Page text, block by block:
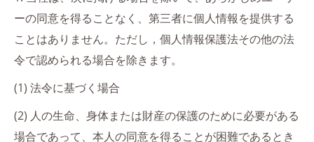
ーの同意を得ることなく、第三者に個人情報を提供する
ことはありません。ただし，個人情報保護法その他の法
令で認められる場合を除きます。
(1) 法令に基づく場合
(2) 人の生命、身体または財産の保護のために必要がある
場合であって、本人の同意を得ることが困難であるとき